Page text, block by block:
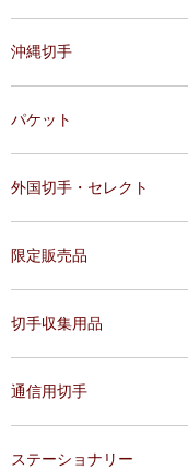
沖縄切手
パケット
外国切手・セレクト
限定販売品
切手収集用品
通信用切手
ステーショナリー